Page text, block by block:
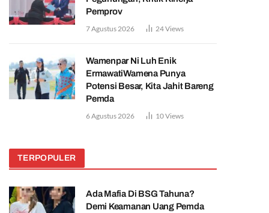
Pemprov
7 Agustus 2026 24Views
Wamenpar Ni Luh Enik
ErmawatiWamena Punya
Potensi Besar, Kita Jahit Bareng
Pemda
6 Agustus 2026 10Views
TERPOPULER
Ada Mafia Di BSG Tahuna?
Demi Keamanan Uang Pemda